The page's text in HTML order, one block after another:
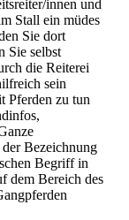
innen und
Stall ein müdes
Sie dort
Sie selbst
die Reiterei
sein
Pferden zu tun
Bezeichnung
Begriff in
dem Bereich des